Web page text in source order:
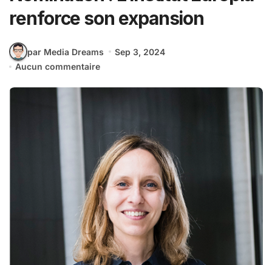
renforce son expansion
par Media Dreams
Sep 3, 2024
Aucun commentaire